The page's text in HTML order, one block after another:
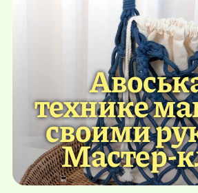
технике
своими
Мастер-